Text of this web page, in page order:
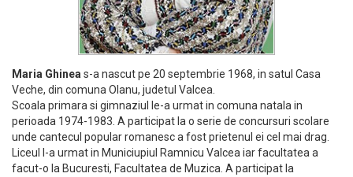
Maria Ghinea s-a nascut pe 20 septembrie 1968, in satul Casa
Veche, din comuna Olanu, judetul Valcea.
Scoala primara si gimnaziul le-a urmat in comuna natala in
perioada 1974-1983. A participat la o serie de concursuri scolare
unde cantecul popular romanesc a fost prietenul ei cel mai drag.
Liceul l-a urmat in Municiupiul Ramnicu Valcea iar facultatea a
facut-o la Bucuresti, Facultatea de Muzica. A participat la